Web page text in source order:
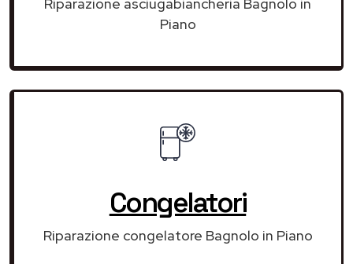
Piano
Congelatori
Riparazione congelatore Bagnolo in Piano